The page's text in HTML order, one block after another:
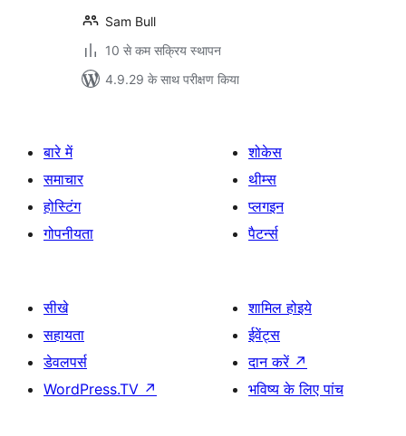
Sam Bull
10 से कम सक्रिय स्थापन
4.9.29 के साथ परीक्षण किया
बारे में
समाचार
होस्टिंग
गोपनीयता
शोकेस
थीम्स
प्लगइन
पैटर्न्स
सीखे
सहायता
डेवलपर्स
WordPress.TV ↗
शामिल होइये
ईवेंट्स
दान करें ↗
भविष्य के लिए पांच